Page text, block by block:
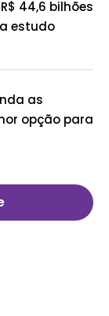
44,6 bilhões
estudo
as
opção para